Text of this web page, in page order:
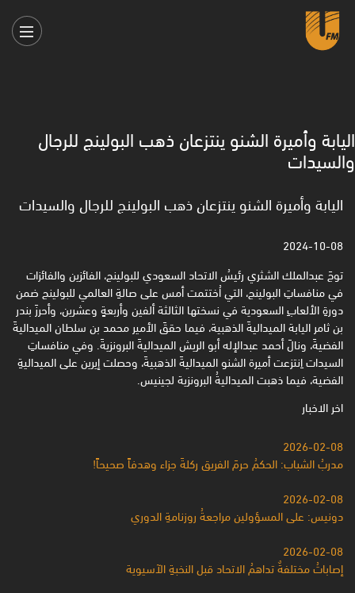
اليابة وأميرة الشنو ينتزعان ذهب البولينج للرجال
والسيدات
اليابة وأميرة الشنو ينتزعان ذهب البولينج للرجال والسيدات
2024-10-08
توجَ عبدالملك الشثري رئيسُ الاتحاد السعودي للبولينج، الفائزين والفائزات
في منافساتِ البولينج، التي اُختتمت أمس على صالةِ العالمي للبولينج ضمن
دورةِ الألعابِ السعودية في نسختها الثالثة ألفين وأربعةٍ وعشرين، وأحرزَ بندر
بن ثامر اليابة الميداليةَ الذهبية، فيما حققَ الأمير محمد بن سلطان الميداليةَ
الفضيةَ، ونالَ أحمد عبدالإله أبو الريش الميداليةَ البرونزيةَ. وفي منافساتِ
السيدات اِنتزعت أميرة الشنو الميداليةَ الذهبيةَ، وحصلت إيرين على الميداليةِ
الفضية، فيما ذهبت الميداليةُ البرونزية لجينيس.
اخر الاخبار
2026-02-08
مدربُ الشباب: الحكمُ حرمَ الفريق ركلةَ جزاء وهدفاً صحيحاً!
2026-02-08
دونيس: على المسؤولين مراجعةُ روزنامةِ الدوري
2026-02-08
إصاباتُ مختلفةٌ تداهمُ الاتحاد قبل النخبةِ الآسيوية